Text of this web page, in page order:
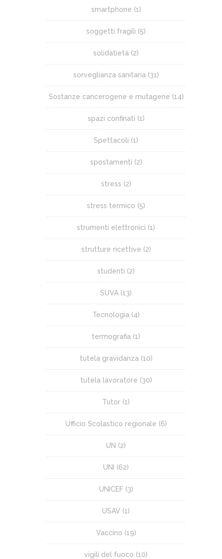
smartphone (1)
soggetti fragili (5)
solidatietà (2)
sorveglianza sanitaria (31)
Sostanze cancerogene e mutagene (14)
spazi confinati (1)
Spettacoli (1)
spostamenti (2)
stress (2)
stress termico (5)
strumenti elettronici (1)
strutture ricettive (2)
studenti (2)
SUVA (13)
Tecnologia (4)
termografia (1)
tutela gravidanza (10)
tutela lavoratore (30)
Tutor (1)
Ufficio Scolastico regionale (6)
UN (2)
UNI (62)
UNICEF(3)
USAV (1)
Vaccino (19)
vigili del fuoco (10)